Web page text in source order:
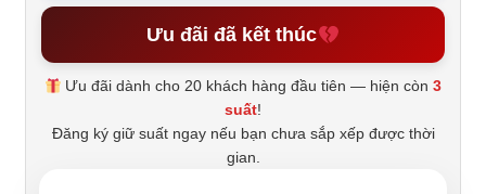
Ưu đãi đã kết thúc
Ưu đãi dành cho 20 khách hàng đầu tiên — hiện còn3
suất!
Đăng ký giữ suất ngay nếu bạn chưa sắp xếp được thời
gian.